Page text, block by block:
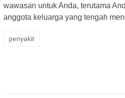
wawasan untuk Anda, terutama
anggota keluarga yang tengah
penyakit